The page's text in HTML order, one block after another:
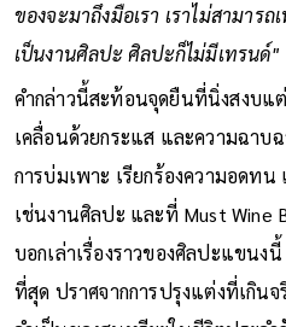
ของจะมาถึงมือเรา เราไม่สามารถ
เป็นงานศิลปะ ศิลปะก็ไม่มีเทรนด์"
คำกล่าวนี้สะท้อนจุดยืนที่นิ่งสงบแ
เคลื่อนด้วยกระแส และความฉาบฉ
การบ่มเพาะ เรียกร้องความอดทน
เช่นงานศิลปะ และที่ Must Wine
บอกเล่าเรื่องราวของศิลปะแขนง
ที่สุด ปราศจากการปรุงแต่งที่เกิน